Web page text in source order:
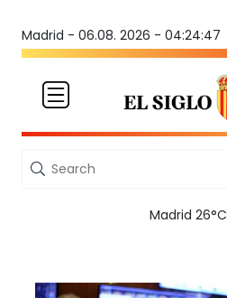
Madrid - 06.08. 2026 - 04:24:47
Madrid 26°C